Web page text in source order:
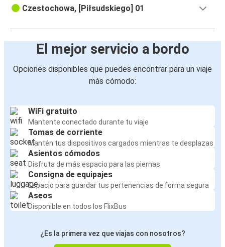
Czestochowa, [Piłsudskiego] 01
El mejor servicio a bordo
Opciones disponibles que puedes encontrar para un viaje
más cómodo:
WiFi gratuito
Mantente conectado durante tu viaje
Tomas de corriente
Mantén tus dispositivos cargados mientras te desplazas
Asientos cómodos
Disfruta de más espacio para las piernas
Consigna de equipajes
Espacio para guardar tus pertenencias de forma segura
Aseos
Disponible en todos los FlixBus
¿Es la primera vez que viajas con nosotros?